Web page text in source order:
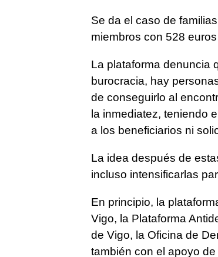
Se da el caso de
miembros con 528
La plataforma denuncia
burocracia, hay
de conseguirlo al
la inmediatez, teniendo
a los beneficiarios ni
La idea después de
incluso intensificarlas
En principio, la
Vigo, la Plataforma
de Vigo, la Oficina de
también con el apoyo